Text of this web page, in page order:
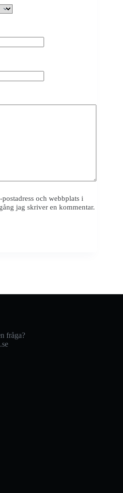
och webbplats i
jag skriver en kommentar.
fråga?